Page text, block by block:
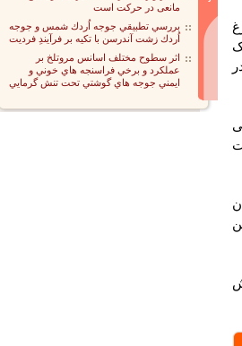
مانعی در حرکت است
بررسي تطبيقي جوجه اُردك شمس و جوجه
اُردك زشت آندرسن با تكيه بر فرآيندِ فرديت
اثر سطوح مختلف اسانس مروتلخ بر
عملكرد و برخي فراسنجه هاي خوني و
ايمني جوجه هاي گوشتي تحت تنش گرمايي